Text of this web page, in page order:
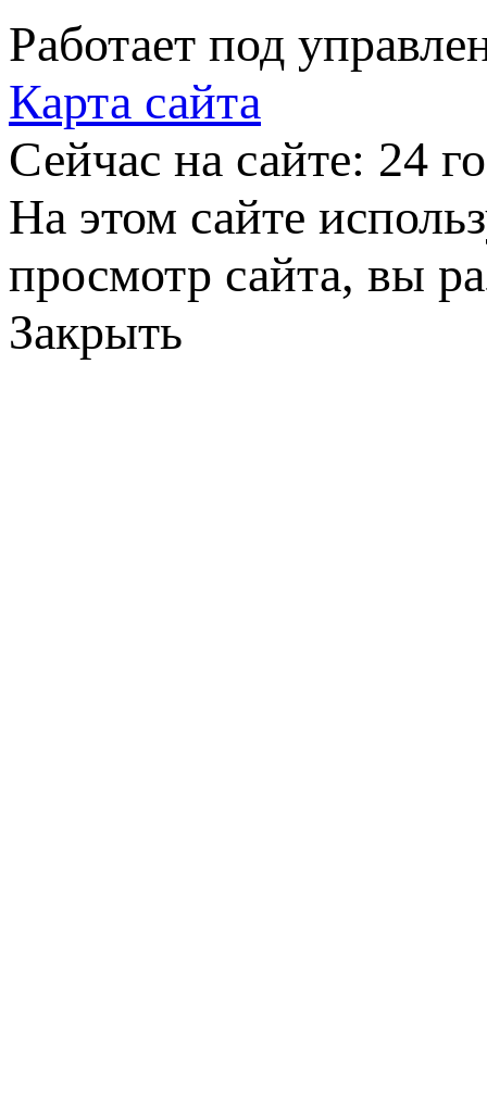
Работает под
Карта сайта
Сейчас на сайте: 24
На этом сайте
просмотр сайта, вы
Закрыть